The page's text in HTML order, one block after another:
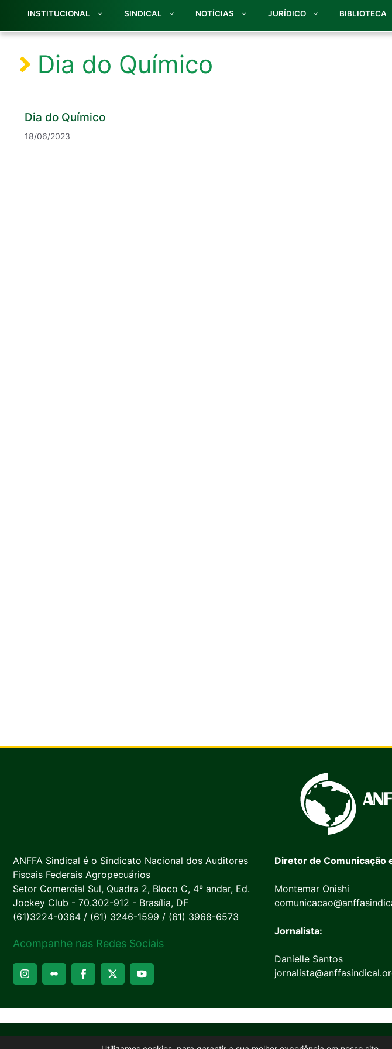
INSTITUCIONAL SINDICAL NOTÍCIAS JURÍDICO BIBLIOTECA
Dia do Químico
Dia do Químico
18/06/2023
ANFFA Sindical é o Sindicato Nacional dos Auditores
Fiscais Federais Agropecuários
Setor Comercial Sul, Quadra 2, Bloco C, 4º andar, Ed.
Jockey Club - 70.302-912 - Brasília, DF
(61)3224-0364 / (61) 3246-1599 / (61) 3968-6573
Acompanhe nas Redes Sociais
Diretor de Comunicação
Montemar Onishi
Jornalista:
Danielle Santos